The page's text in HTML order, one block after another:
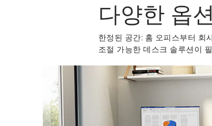
다양한 옵
한정된 공간: 홈 오피스부터 회
조절 가능한 데스크 솔루션이